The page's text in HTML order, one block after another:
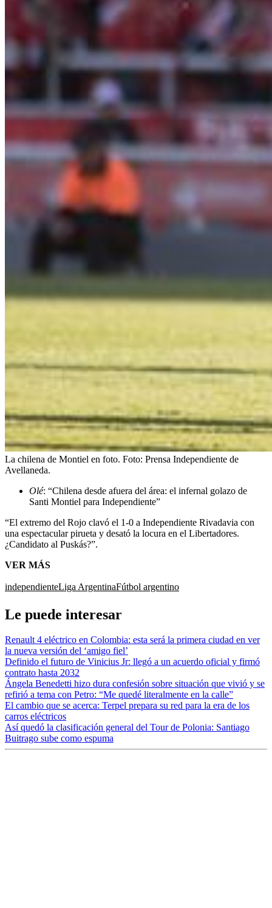
La chilena de Montiel en foto. Foto: Prensa Independiente de
Avellaneda.
Olé: “Chilena desde afuera del área: el infernal golazo de
Santi Montiel para Independiente”
“El extremo del Rojo clavó el 1-0 a Independiente Rivadavia con
una espectacular pirueta y desató la locura en el Libertadores.
¿Candidato al Puskás?”.
VER MÁS
independienteLiga ArgentinaFútbol argentino
Le puede interesar
Renault 4 eléctrico en Colombia: esta será la primera ciudad en ver
la nueva versión del ‘amigo fiel’
Definido el futuro de Vinicius Jr: llegó a un acuerdo oficial y firmó
contrato hasta 2032
Ángela Benedetti hizo dura confesión sobre situación que vivió y se
refirió a tema con Petro: “Me quedé literalmente en la calle”
El cambio que se acerca: Terpel prepara su red para la era de los
carros eléctricos
Así quedó la clasificación general del Tour de Polonia: Santiago
Buitrago sube como espuma